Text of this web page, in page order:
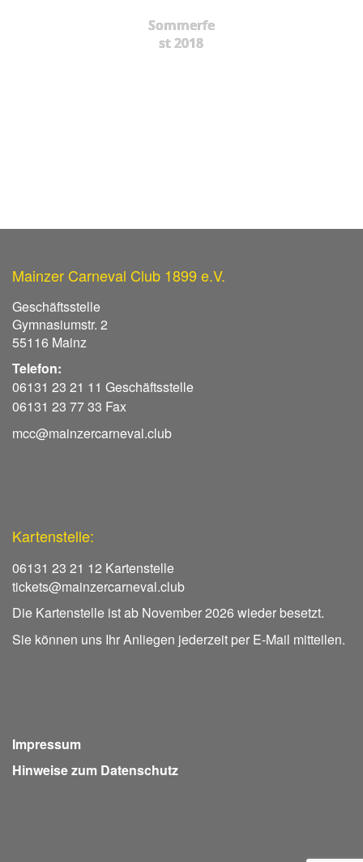
Sommerfe
st 2018
Mainzer Carneval Club 1899 e.V.
Geschäftsstelle
Gymnasiumstr. 2
55116 Mainz
Telefon:
06131 23 21 11 Geschäftsstelle
06131 23 77 33 Fax
mcc@mainzercarneval.club
Kartenstelle:
06131 23 21 12 Kartenstelle
tickets@mainzercarneval.club
Die Kartenstelle ist ab November 2026 wieder besetzt.
Sie können uns Ihr Anliegen jederzeit per E-Mail mitteilen.
Impressum
Hinweise zum Datenschutz